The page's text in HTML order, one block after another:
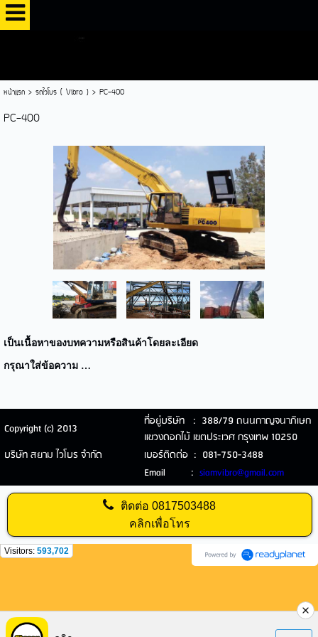
หน้าแรก> รถไวโบร ( Vibro )> PC-400
PC-400
เป็นเนื้อหาของบทความหรือสินค้าโดยละเอียด
กรุณาใส่ข้อความ …
Copyright (c) 2013
ที่อยู่บริษัท : 388/79 ถนนกาญจนาภิเษก
แขวงดอกไม้ เขตประเวศ กรุงเทพ 10250
บริษัท สยาม ไวโบร จำกัด
เบอร์ติดต่อ : 081-750-3488
Email : siamvibro@gmail.com
ติดต่อ0817503488
คลิกเพื่อโทร
Visitors: 593,702